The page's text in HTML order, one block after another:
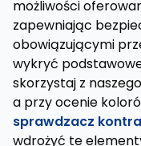
możliwości
zapewniając
obowiązującymi
wykryć
skorzystaj z naszego
a przy ocenie
sprawdzacz
wdrożyć te